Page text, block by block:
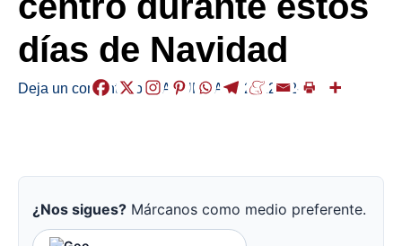
días de Navidad
Deja un comentario /LABURRAK/ 2022-12-22
¿Nos sigues? Márcanos como medio preferente.